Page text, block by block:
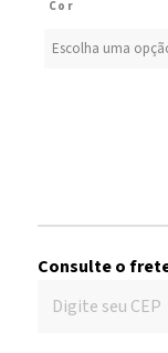
Cor
Consulte o